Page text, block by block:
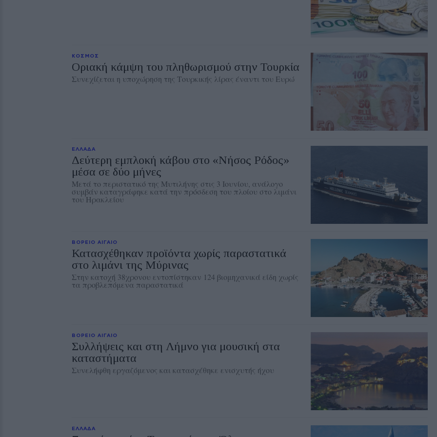
ΚΟΣΜΟΣ
Οριακή κάμψη του πληθωρισμού στην Τουρκία
Συνεχίζεται η υποχώρηση της Τουρκικής λίρας έναντι του Ευρώ
ΕΛΛΑΔΑ
Δεύτερη εμπλοκή κάβου στο «Νήσος Ρόδος»
μέσα σε δύο μήνες
Μετά το περιστατικό της Μυτιλήνης στις 3 Ιουνίου, ανάλογο
συμβάν καταγράφηκε κατά την πρόσδεση του πλοίου στο λιμάνι
του Ηρακλείου
ΒΟΡΕΙΟ ΑΙΓΑΙΟ
Κατασχέθηκαν προϊόντα χωρίς παραστατικά
στο λιμάνι της Μύρινας
Στην κατοχή 38χρονου εντοπίστηκαν 124 βιομηχανικά είδη χωρίς
τα προβλεπόμενα παραστατικά
ΒΟΡΕΙΟ ΑΙΓΑΙΟ
Συλλήψεις και στη Λήμνο για μουσική στα
καταστήματα
Συνελήφθη εργαζόμενος και κατασχέθηκε ενισχυτής ήχου
ΕΛΛΑΔΑ